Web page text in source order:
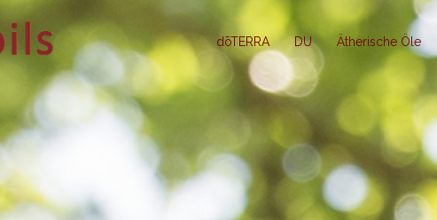
dōTERRA DU Ätherische Öle